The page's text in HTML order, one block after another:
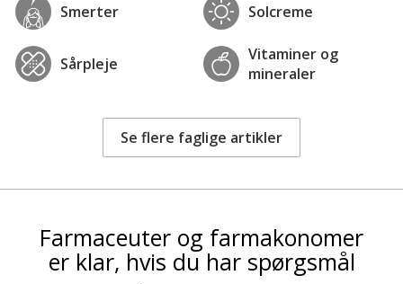
Smerter Solcreme
Sårpleje
Vitaminer og
mineraler
Se flere faglige artikler
Farmaceuter og farmakonomer
er klar, hvis du har spørgsmål